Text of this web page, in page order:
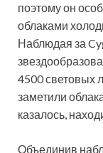
поэтому он
облаками
Наблюдая за
4500 световых
заметили
казалось,
Объединив